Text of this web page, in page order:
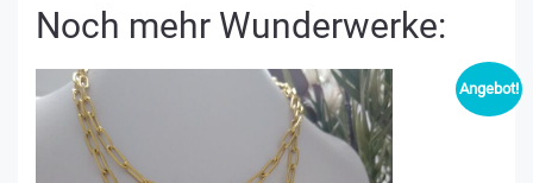
Noch mehr Wunderwerke:
Angebot!